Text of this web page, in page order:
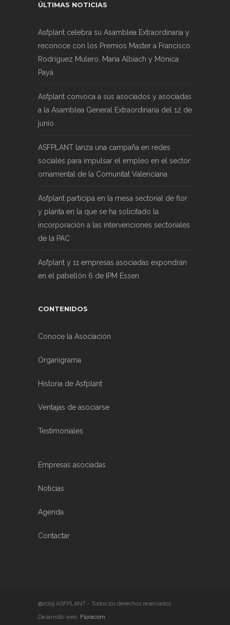
ÚLTIMAS NOTICIAS
Asfplant celebra su Asamblea Extraordinaria y
reconoce con los Premios Master a Francisco
Rodríguez Mulero, Maria Albiach y Mónica
Payà
Asfplant convoca a sus asociados y asociadas
a la Asamblea General Extraordinaria del 12 de
junio
ASFPLANT lanza una campaña en redes
sociales para impulsar el empleo en el sector
ornamental de la Comunitat Valenciana
Asfplant participa en la mesa sectorial de flor
y planta en la que se ha solicitado la
incorporación a las intervenciones sectoriales
de la PAC
Asfplant y 11 empresas asociadas expondrán
en el pabellón 6 de IPM Essen
CONTENIDOS
Conoce la Asociación
Organigrama
Historia de Asfplant
Ventajas de asociarse
Testimoniales
Empresas asociadas
Noticias
Agenda
Contactar
@2019 ASFPLANT - Todos los derechos reservados.
Desarrollo web: Floracom